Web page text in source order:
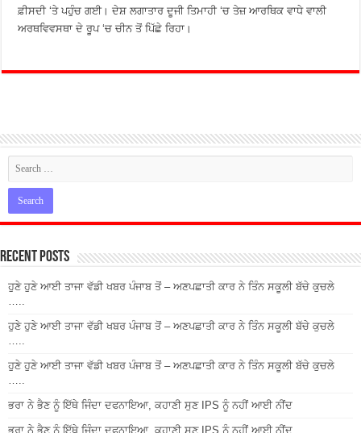
ਫ਼ੀਸਦੀ ‘ਤੇ ਪਹੁੰਚ ਗਈ। ਦੇਸ਼ ਲਗਾਤਾਰ ਦੂਜੀ ਤਿਮਾਹੀ ‘ਚ ਤੇਜ਼ ਆਰਥਿਕ ਵਾਧੇ ਵਾਲੀ
ਅਰਥਵਿਵਸਥਾ ਦੇ ਰੂਪ ‘ਚ ਚੀਨ ਤੋਂ ਪਿੱਛੇ ਰਿਹਾ।
Recent Posts
ਹੁਣੇ ਹੁਣੇ ਆਈ ਤਾਜਾ ਵੱਡੀ ਖਬਰ ਪੰਜਾਬ ਤੋਂ – ਅਣਪਛਾਤੀ ਕਾਰ ਨੇ ਤਿੰਨ ਸਕੂਲੀ ਬੱਚੇ ਕੁਚਲੇ
ਹੁਣੇ ਹੁਣੇ ਆਈ ਤਾਜਾ ਵੱਡੀ ਖਬਰ ਪੰਜਾਬ ਤੋਂ – ਅਣਪਛਾਤੀ ਕਾਰ ਨੇ ਤਿੰਨ ਸਕੂਲੀ ਬੱਚੇ ਕੁਚਲੇ
ਹੁਣੇ ਹੁਣੇ ਆਈ ਤਾਜਾ ਵੱਡੀ ਖਬਰ ਪੰਜਾਬ ਤੋਂ – ਅਣਪਛਾਤੀ ਕਾਰ ਨੇ ਤਿੰਨ ਸਕੂਲੀ ਬੱਚੇ ਕੁਚਲੇ
ਭਰਾ ਨੇ ਭੈਣ ਨੂੰ ਇੱਥੇ ਜਿੰਦਾ ਦਫਨਾਇਆ, ਕਹਾਣੀ ਸੁਣ IPS ਨੂੰ ਨਹੀਂ ਆਈ ਨੀਂਦ
ਭਰਾ ਨੇ ਭੈਣ ਨੂੰ ਇੱਥੇ ਜਿੰਦਾ ਦਫਨਾਇਆ, ਕਹਾਣੀ ਸੁਣ IPS ਨੂੰ ਨਹੀਂ ਆਈ ਨੀਂਦ